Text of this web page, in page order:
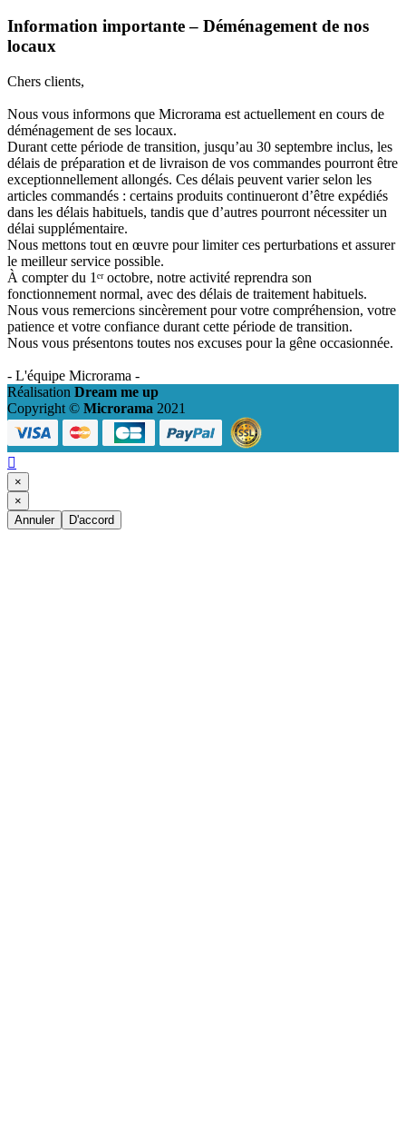
Information importante – Déménagement de nos
locaux
Chers clients,
Nous vous informons que Microrama est actuellement en cours de
déménagement de ses locaux.
Durant cette période de transition, jusqu’au 30 septembre inclus, les
délais de préparation et de livraison de vos commandes pourront être
exceptionnellement allongés. Ces délais peuvent varier selon les
articles commandés : certains produits continueront d’être expédiés
dans les délais habituels, tandis que d’autres pourront nécessiter un
délai supplémentaire.
Nous mettons tout en œuvre pour limiter ces perturbations et assurer
le meilleur service possible.
À compter du 1ᵉʳ octobre, notre activité reprendra son
fonctionnement normal, avec des délais de traitement habituels.
Nous vous remercions sincèrement pour votre compréhension, votre
patience et votre confiance durant cette période de transition.
Nous vous présentons toutes nos excuses pour la gêne occasionnée.
- L'équipe Microrama -
Réalisation Dream me up
Copyright © Microrama 2021

×
×
Annuler
D'accord